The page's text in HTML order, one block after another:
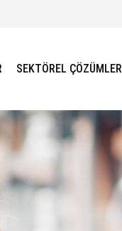
SEKTÖREL ÇÖZÜMLER